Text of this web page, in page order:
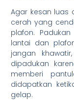
Agar kesan luas
cerah yang
plafon.
lantai dan
jangan
dipadukan
memberi
didapatkan
gelap.